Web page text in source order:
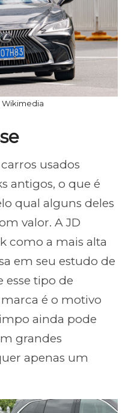
Wikimedia
usados
antigos, o que é
qual alguns deles
valor. A JD
como a mais alta
em seu estudo de
esse tipo de
é o motivo
ainda pode
grandes
apenas um